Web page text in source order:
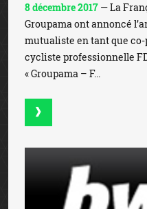
8 décembre 2017 — La
Groupama ont annoncé
mutualiste en tant que
cycliste professionnelle
« Groupama – F...